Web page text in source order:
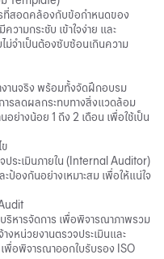
ที่สอดคล้องกับข้อกำหนดของ
วามกระชับ เข้าใจง่าย และ
ม่จำเป็นต้องซับซ้อนเกินความ
งานจริง พร้อมทั้งจัดฝึกอบรม
ารลดผลกระทบทางสิ่งแวดล้อม
ย่างน้อย 1 ถึง 2 เดือน เพื่อใช้เป็น
ประเมินภายใน (Internal Auditor)
ป้องกันอย่างเหมาะสม เพื่อให้แน่ใจ
ริหารจัดการ เพื่อพิจารณาภาพรวม
งหน่วยงานตรวจประเมินและ
เพื่อพิจารณาออกใบรับรอง ISO